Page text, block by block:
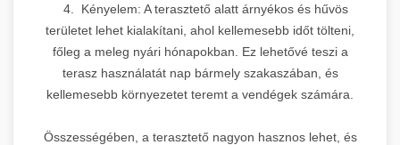
4. Kényelem: A terasztető alatt árnyékos és hűvös
területet lehet kialakítani, ahol kellemesebb időt tölteni,
főleg a meleg nyári hónapokban. Ez lehetővé teszi a
terasz használatát nap bármely szakaszában, és
kellemesebb környezetet teremt a vendégek számára.
Összességében, a terasztető nagyon hasznos lehet, és